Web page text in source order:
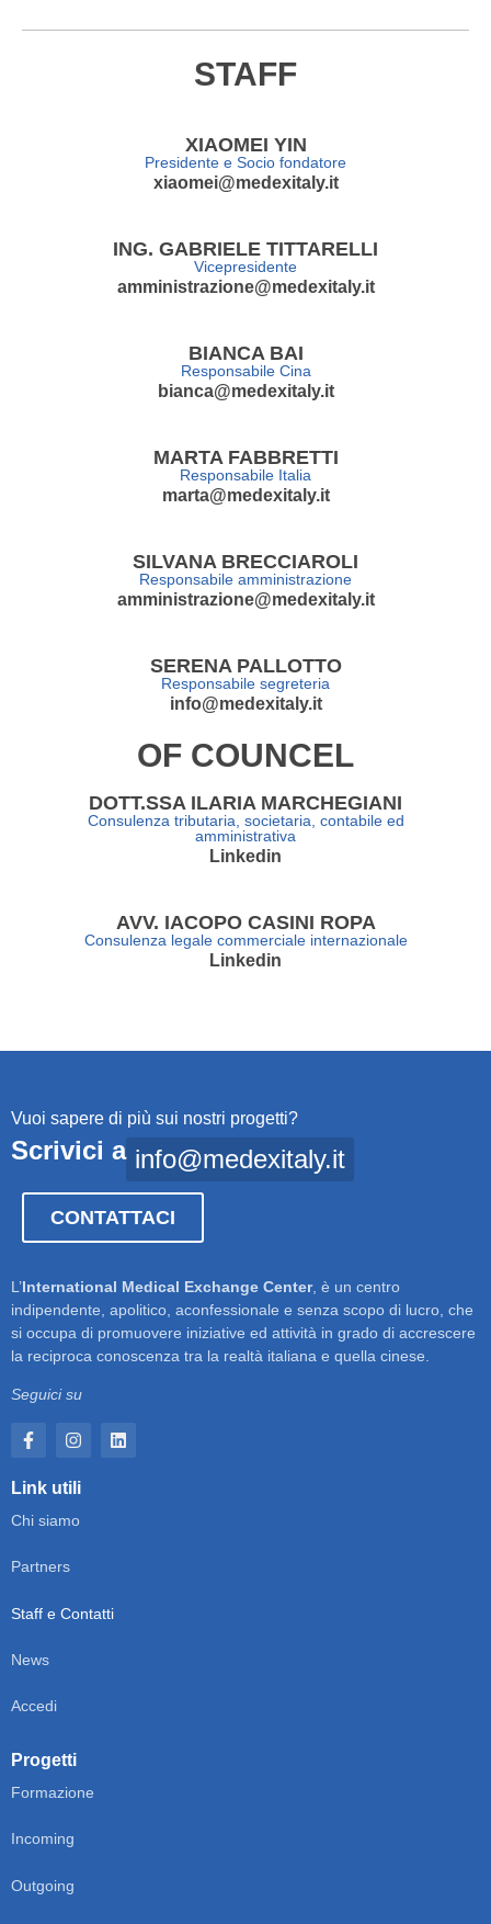
STAFF
XIAOMEI YIN
Presidente e Socio fondatore
xiaomei@medexitaly.it
ING. GABRIELE TITTARELLI
Vicepresidente
amministrazione@medexitaly.it
BIANCA BAI
Responsabile Cina
bianca@medexitaly.it
MARTA FABBRETTI
Responsabile Italia
marta@medexitaly.it
SILVANA BRECCIAROLI
Responsabile amministrazione
amministrazione@medexitaly.it
SERENA PALLOTTO
Responsabile segreteria
info@medexitaly.it
OF COUNCEL
DOTT.SSA ILARIA MARCHEGIANI
Consulenza tributaria, societaria, contabile ed
amministrativa
Linkedin
AVV. IACOPO CASINI ROPA
Consulenza legale commerciale internazionale
Linkedin
Vuoi sapere di più sui nostri progetti?
Scrivici a info@medexitaly.it
CONTATTACI
L’International Medical Exchange Center, è un centro
indipendente, apolitico, aconfessionale e senza scopo di lucro, che
si occupa di promuovere iniziative ed attività in grado di accrescere
la reciproca conoscenza tra la realtà italiana e quella cinese.
Seguici su
Link utili
Chi siamo
Partners
Staff e Contatti
News
Accedi
Progetti
Formazione
Incoming
Outgoing